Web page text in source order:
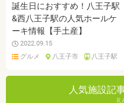
誕生日におすすめ！八王子駅
&西八王子駅の人気ホールケ
ーキ情報【手土産】
2022.09.15
グルメ
八王子市 八王子駅
人気施設記